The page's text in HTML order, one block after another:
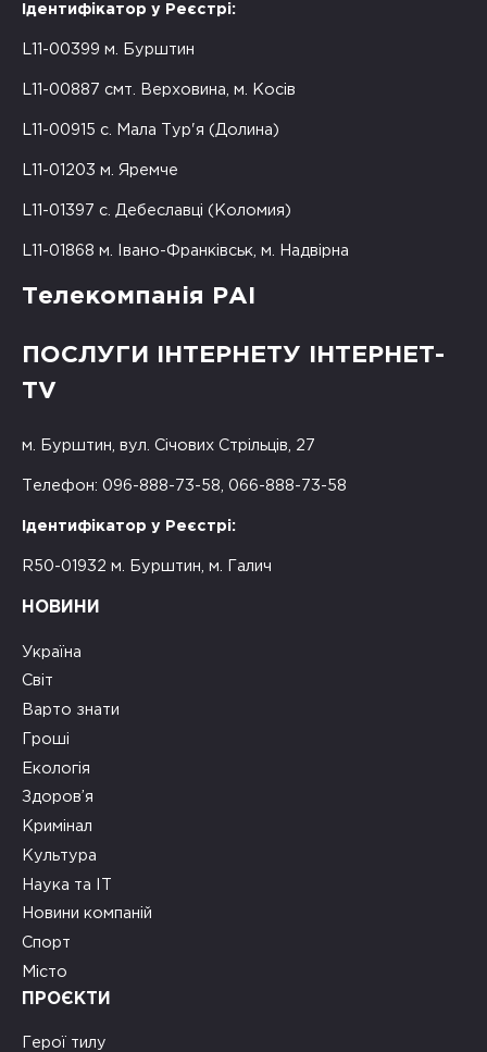
Ідентифікатор у Реєстрі:
L11-00399 м. Бурштин
L11-00887 смт. Верховина, м. Косів
L11-00915 с. Мала Тур'я (Долина)
L11-01203 м. Яремче
L11-01397 с. Дебеславці (Коломия)
L11-01868 м. Івано-Франківськ, м. Надвірна
Телекомпанія РАІ
ПОСЛУГИ ІНТЕРНЕТУ ІНТЕРНЕТ-
TV
м. Бурштин, вул. Січових Стрільців, 27
Телефон: 096-888-73-58, 066-888-73-58
Ідентифікатор у Реєстрі:
R50-01932 м. Бурштин, м. Галич
НОВИНИ
Україна
Світ
Варто знати
Гроші
Екологія
Здоров’я
Кримінал
Культура
Наука та ІТ
Новини компаній
Спорт
Місто
ПРОЄКТИ
Герої тилу